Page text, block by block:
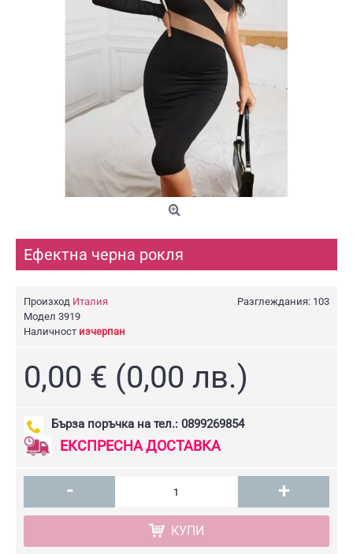
Ефектна черна рокля
Разглеждания: 103
Произход Италия
Модел 3919
Наличност изчерпан
0,00 € (0,00 лв.)
Бърза поръчка на тел.: 0899269854
ЕКСПРЕСНА ДОСТАВКА
- +
КУПИ